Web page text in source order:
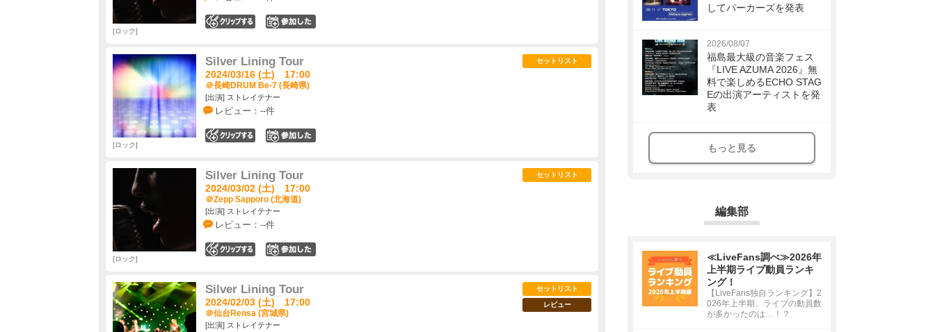
ロック
Silver Lining Tour
2024/03/16 (土) 17:00
＠長崎DRUM Be-7 (長崎県)
[出演] ストレイテナー
レビュー：--件
セットリスト
ロック
Silver Lining Tour
2024/03/02 (土) 17:00
＠Zepp Sapporo (北海道)
[出演] ストレイテナー
レビュー：--件
セットリスト
ロック
Silver Lining Tour
2024/02/03 (土) 17:00
＠仙台Rensa (宮城県)
[出演] ストレイテナー
セットリスト
レビュー
してパーカーズを発表
2026/08/07
福島最大級の音楽フェス
『LIVE AZUMA 2026』無
料で楽しめるECHO STAG
Eの出演アーティストを発
表
もっと見る
編集部
≪LiveFans調べ≫2026年
上半期ライブ動員ランキ
ング！
【LiveFans独自ランキング】2
026年上半期、ライブの動員数
が多かったのは…！？